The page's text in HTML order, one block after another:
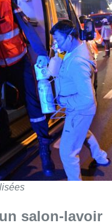
salon-lavoir
dans le salon-lavoir
, avant de se
étaient face àun feu
de fumée, tandis que les
à leurs fenêtres.